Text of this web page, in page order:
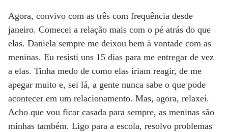
Agora, convivo com as três com frequência desde
janeiro. Comecei a relação mais com o pé atrás do que
elas. Daniela sempre me deixou bem à vontade com as
meninas. Eu resisti uns 15 dias para me entregar de vez
a elas. Tinha medo de como elas iriam reagir, de me
apegar muito e, sei lá, a gente nunca sabe o que pode
acontecer em um relacionamento. Mas, agora, relaxei.
Acho que vou ficar casada para sempre, as meninas são
minhas também. Ligo para a escola, resolvo problemas